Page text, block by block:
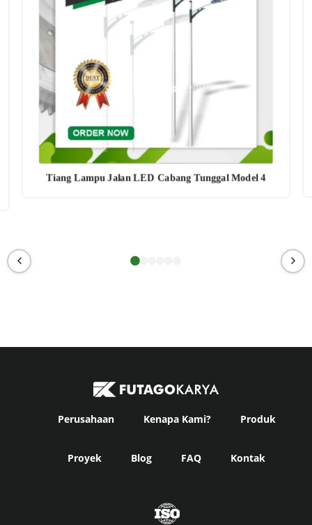
Tiang Lampu Jalan LED Cabang Tunggal Model 4
Perusahaan Kenapa Kami? Produk
Proyek Blog FAQ Kontak